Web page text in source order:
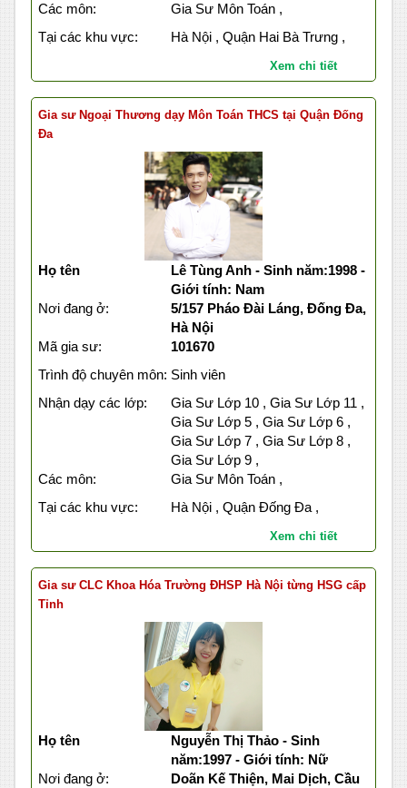
Các môn:
Gia Sư Môn Toán ,
Tại các khu vực:
Hà Nội , Quận Hai Bà Trưng ,
Xem chi tiết
Gia sư Ngoại Thương dạy Môn Toán THCS tại Quận Đống
Đa
Họ tên
Lê Tùng Anh - Sinh năm:1998 -
Giới tính: Nam
Nơi đang ở:
5/157 Pháo Đài Láng, Đống Đa,
Hà Nội
Mã gia sư:
101670
Trình độ chuyên môn: Sinh viên
Nhận dạy các lớp:
Gia Sư Lớp 10 , Gia Sư Lớp 11 ,
Gia Sư Lớp 5 , Gia Sư Lớp 6 ,
Gia Sư Lớp 7 , Gia Sư Lớp 8 ,
Gia Sư Lớp 9 ,
Các môn:
Gia Sư Môn Toán ,
Tại các khu vực:
Hà Nội , Quận Đống Đa ,
Xem chi tiết
Gia sư CLC Khoa Hóa Trường ĐHSP Hà Nội từng HSG cấp
Tỉnh
Họ tên
Nguyễn Thị Thảo - Sinh
năm:1997 - Giới tính: Nữ
Nơi đang ở:
Doãn Kế Thiện, Mai Dịch, Cầu